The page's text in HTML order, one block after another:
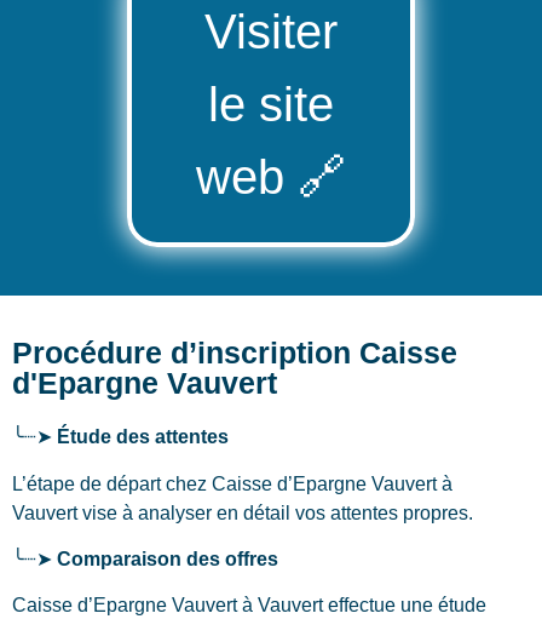
Visiter
le site
web 🔗
Procédure d’inscription Caisse
d'Epargne Vauvert
╰┈➤ Étude des attentes
L’étape de départ chez Caisse d’Epargne Vauvertà
Vauvertvise à analyser en détail vos attentes propres.
╰┈➤ Comparaison des offres
Caisse d’Epargne Vauvert à Vauvert effectue une étude